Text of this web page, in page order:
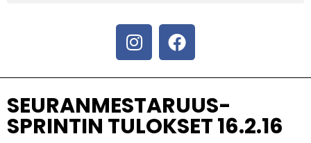
SEURANMESTARUUS-
SPRINTIN TULOKSET 16.2.16